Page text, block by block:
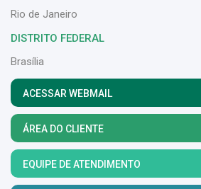
Rio de Janeiro
DISTRITO FEDERAL
Brasília
ACESSAR WEBMAIL
ÁREA DO CLIENTE
EQUIPE DE ATENDIMENTO